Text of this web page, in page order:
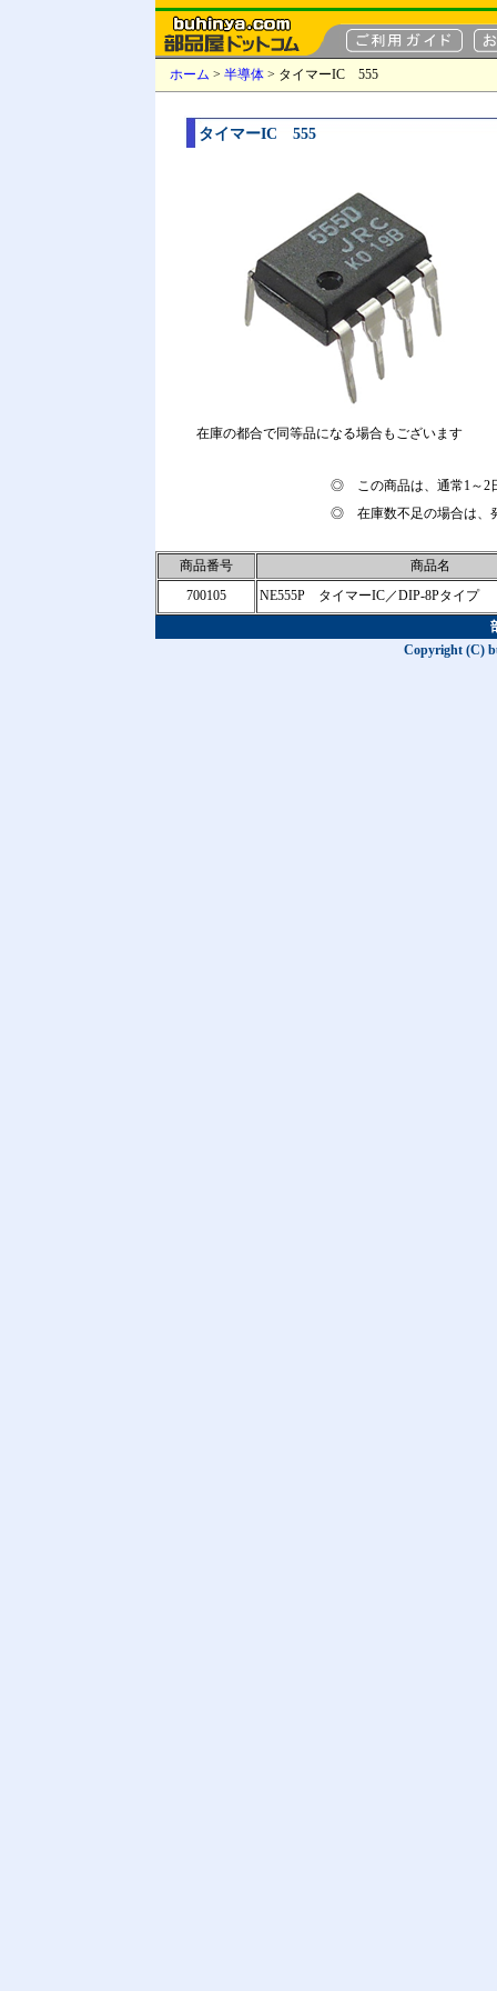
ホーム > 半導体 > タイマーIC 555
タイマーIC 555
在庫の都合で同等品になる場合もございます
◎ この商品は、通常1～2
◎ 在庫数不足の場合は、
商品番号
商品名
700105
NE555P タイマーIC／DIP-8Pタイプ
Copyright (C)